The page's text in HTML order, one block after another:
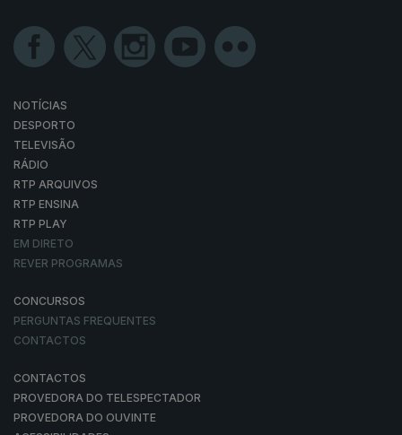
NOTÍCIAS
DESPORTO
TELEVISÃO
RÁDIO
RTP ARQUIVOS
RTP ENSINA
RTP PLAY
EM DIRETO
REVER PROGRAMAS
CONCURSOS
PERGUNTAS FREQUENTES
CONTACTOS
CONTACTOS
PROVEDORA DO TELESPECTADOR
PROVEDORA DO OUVINTE